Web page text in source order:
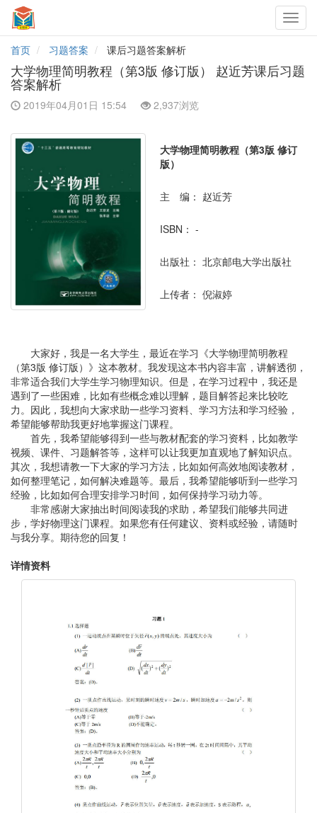
首页
习题答案 课后习题答案解析
大学物理简明教程（第3版 修订版） 赵近芳课后习题
答案解析
2019年04月01日 15:54 2,937浏览
大学物理简明教程（第3版 修订
版）
主 编： 赵近芳
ISBN： -
出版社： 北京邮电大学出版社
上传者： 倪淑婷
大家好，我是一名大学生，最近在学习《大学物理简明教程
（第3版 修订版）》这本教材。我发现这本书内容丰富，讲解透彻，
非常适合我们大学生学习物理知识。但是，在学习过程中，我还是
遇到了一些困难，比如有些概念难以理解，题目解答起来比较吃
力。因此，我想向大家求助一些学习资料、学习方法和学习经验，
希望能够帮助我更好地掌握这门课程。
首先，我希望能够得到一些与教材配套的学习资料，比如教学
视频、课件、习题解答等，这样可以让我更加直观地了解知识点。
其次，我想请教一下大家的学习方法，比如如何高效地阅读教材，
如何整理笔记，如何解决难题等。最后，我希望能够听到一些学习
经验，比如如何合理安排学习时间，如何保持学习动力等。
非常感谢大家抽出时间阅读我的求助，希望我们能够共同进
步，学好物理这门课程。如果您有任何建议、资料或经验，请随时
与我分享。期待您的回复！
详情资料